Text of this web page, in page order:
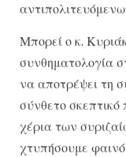
Μπορεί ο κ.
συνθηματολογία
να αποτρέψει τη
σύνθετο
χέρια των
χτυπήσουμε